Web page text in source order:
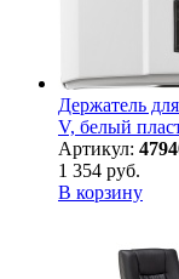
Держатель
V, белый
Артикул:
1 354 руб.
В корзину